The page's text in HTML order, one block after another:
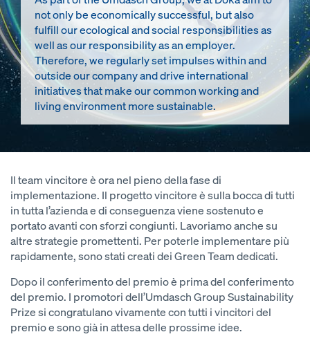
not only be economically successful, but also
fulfill our ecological and social responsibilities as
well as our responsibility as an employer.
Therefore, we regularly set impulses within and
outside our company and drive international
initiatives that make our common working and
living environment more sustainable.
Il team vincitore è ora nel pieno della fase di
implementazione. Il progetto vincitore è sulla bocca di tutti
in tutta l’azienda e di conseguenza viene sostenuto e
portato avanti con sforzi congiunti. Lavoriamo anche su
altre strategie promettenti. Per poterle implementare più
rapidamente, sono stati creati dei Green Team dedicati.
Dopo il conferimento del premio è prima del conferimento
del premio. I promotori dell’Umdasch Group Sustainability
Prize si congratulano vivamente con tutti i vincitori del
premio e sono già in attesa delle prossime idee.